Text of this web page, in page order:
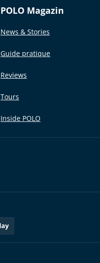
POLO Magazin
News & Stories
Guide pratique
Reviews
Tours
Inside POLO